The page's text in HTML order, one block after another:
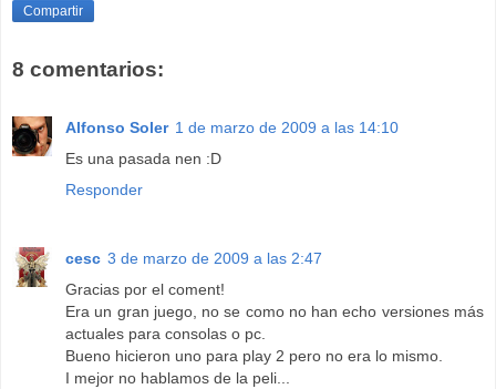
Compartir
8 comentarios:
Alfonso Soler 1 de marzo de 2009 a las 14:10
Es una pasada nen :D
Responder
cesc 3 de marzo de 2009 a las 2:47
Gracias por el coment!
Era un gran juego, no se como no han echo versiones más
actuales para consolas o pc.
Bueno hicieron uno para play 2 pero no era lo mismo.
I mejor no hablamos de la peli...